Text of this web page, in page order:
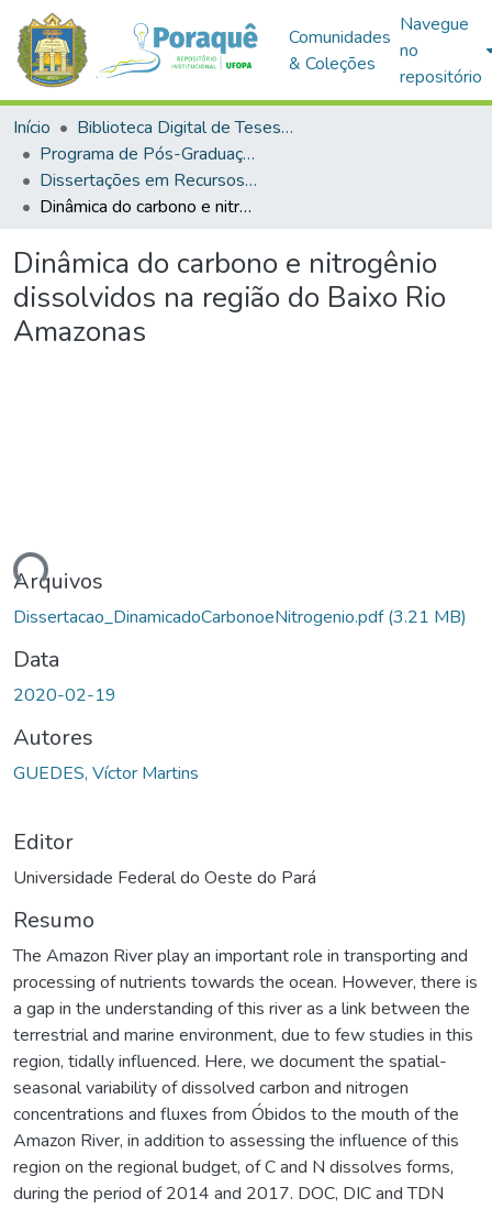
Comunidades
& Coleções
Navegue
no
repositório
Início
Biblioteca Digital de Teses e Dissertações (BDTD)
Programa de Pós-Graduação em Recursos Naturais da Amazônia (PPGRNA)
Dissertações em Recursos Naturais da Amazônia (Mestrado)
Dinâmica do carbono e nitrogênio dissolvidos na região do Baixo Rio Amazonas
Dinâmica do carbono e nitrogênio
dissolvidos na região do Baixo Rio
Amazonas
Arquivos
Dissertacao_DinamicadoCarbonoeNitrogenio.pdf(3.21 MB)
Data
2020-02-19
Autores
GUEDES, Víctor Martins
Editor
Universidade Federal do Oeste do Pará
Resumo
The Amazon River play an important role in transporting and
processing of nutrients towards the ocean. However, there is
a gap in the understanding of this river as a link between the
terrestrial and marine environment, due to few studies in this
region, tidally influenced. Here, we document the spatial-
seasonal variability of dissolved carbon and nitrogen
concentrations and fluxes from Óbidos to the mouth of the
Amazon River, in addition to assessing the influence of this
region on the regional budget, of C and N dissolves forms,
during the period of 2014 and 2017. DOC, DIC and TDN